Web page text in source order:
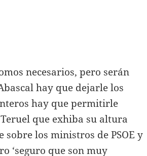
necesarios, pero serán
hay que dejarle los
hay que permitirle
que exhiba su altura
los ministros de PSOE y
‘seguro que son muy